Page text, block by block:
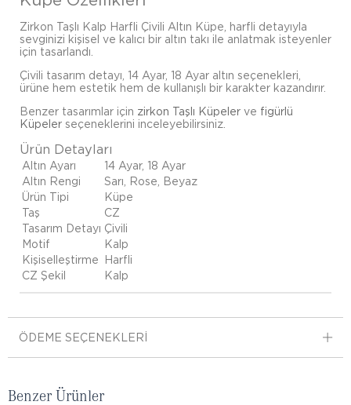
Zirkon Taşlı Kalp Harfli Çivili Altın Küpe, harfli detayıyla
sevginizi kişisel ve kalıcı bir altın takı ile anlatmak isteyenler
için tasarlandı.
Çivili tasarım detayı, 14 Ayar, 18 Ayar altın seçenekleri,
ürüne hem estetik hem de kullanışlı bir karakter kazandırır.
Benzer tasarımlar için zirkon Taşlı Küpeler ve figürlü
Küpeler seçeneklerini inceleyebilirsiniz.
Ürün Detayları
Altın Ayarı
14 Ayar, 18 Ayar
Altın Rengi
Sarı, Rose, Beyaz
Ürün Tipi
Küpe
Taş
CZ
Tasarım Detayı Çivili
Motif
Kalp
Kişiselleştirme
Harfli
CZ Şekil
Kalp
ÖDEME SEÇENEKLERI
Benzer Ürünler